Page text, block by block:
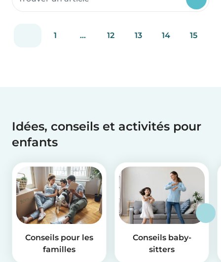
1 ... 12 13 14 15
Idées, conseils et activités pour
enfants
Conseils pour les
familles
Conseils baby-
sitters